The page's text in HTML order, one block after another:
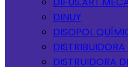
DINUY
DISOPOL
DISTRIBUIDORA
DISTRUIDORA